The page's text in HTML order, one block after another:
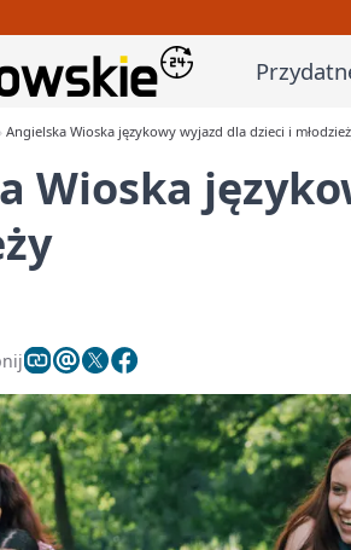
Angielska Wioska językowy wyjazd dla dzieci i
Wioska